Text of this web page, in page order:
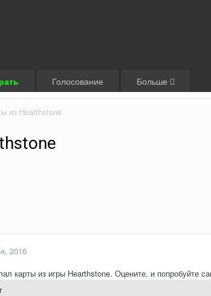
Голосование Больше
из Hearthstone
2016
карты из игры Hearthstone. Оцените, и попробуйте